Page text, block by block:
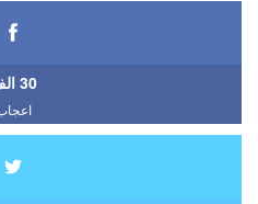
30 الف